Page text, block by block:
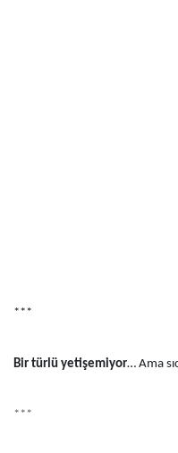
***
Bir türlü yetişemiyor… Ama
***